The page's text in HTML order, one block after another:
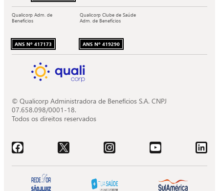
Qualicorp Adm. de
Benefícios
ANS Nº 417173
Qualicorp Clube de Saúde
Adm. de Benefícios
ANS Nº 419290
© Qualicorp Administradora de Benefícios S.A. CNPJ
07.658.098/0001-18.
Todos os direitos reservados
Acessar o Facebook da Quali. Acessar o X da Quali. Acessar o Instagram da Quali. Acessar o Youtube da Quali. Acessar o LinkedIn